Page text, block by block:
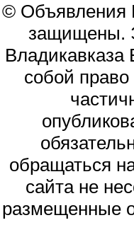
© Объявления
защищены.
Владикавказа
собой
обращаться
сайта не
размещенные